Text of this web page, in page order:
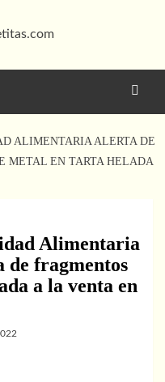
ALIMENTARIA ALERTA DE
METAL EN TARTA HELADA
Alimentaria
de fragmentos
a la venta en